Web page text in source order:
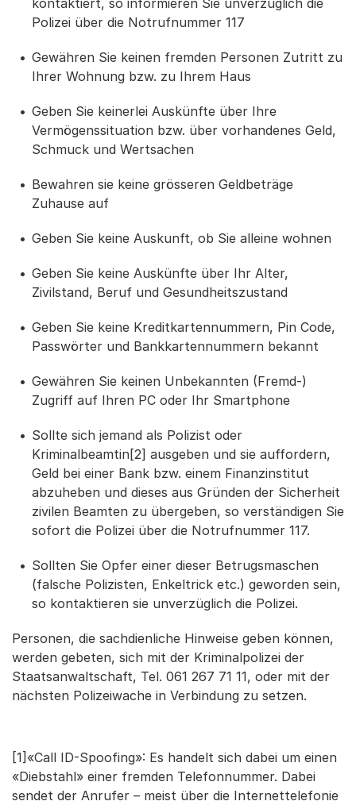
kontaktiert, so informieren Sie unverzüglich die
Polizei über die Notrufnummer 117
Gewähren Sie keinen fremden Personen Zutritt zu
Ihrer Wohnung bzw. zu Ihrem Haus
Geben Sie keinerlei Auskünfte über Ihre
Vermögenssituation bzw. über vorhandenes Geld,
Schmuck und Wertsachen
Bewahren sie keine grösseren Geldbeträge
Zuhause auf
Geben Sie keine Auskunft, ob Sie alleine wohnen
Geben Sie keine Auskünfte über Ihr Alter,
Zivilstand, Beruf und Gesundheitszustand
Geben Sie keine Kreditkartennummern, Pin Code,
Passwörter und Bankkartennummern bekannt
Gewähren Sie keinen Unbekannten (Fremd-)
Zugriff auf Ihren PC oder Ihr Smartphone
Sollte sich jemand als Polizist oder
Kriminalbeamtin[2] ausgeben und sie auffordern,
Geld bei einer Bank bzw. einem Finanzinstitut
abzuheben und dieses aus Gründen der Sicherheit
zivilen Beamten zu übergeben, so verständigen Sie
sofort die Polizei über die Notrufnummer 117.
Sollten Sie Opfer einer dieser Betrugsmaschen
(falsche Polizisten, Enkeltrick etc.) geworden sein,
so kontaktieren sie unverzüglich die Polizei.
Personen, die sachdienliche Hinweise geben können,
werden gebeten, sich mit der Kriminalpolizei der
Staatsanwaltschaft, Tel. 061 267 71 11, oder mit der
nächsten Polizeiwache in Verbindung zu setzen.
[1]«Call ID-Spoofing»: Es handelt sich dabei um einen
«Diebstahl» einer fremden Telefonnummer. Dabei
sendet der Anrufer – meist über die Internettelefonie